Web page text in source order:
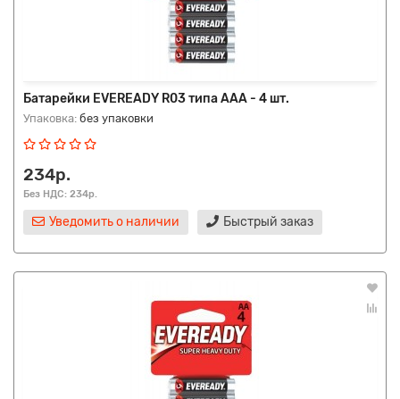
Батарейки EVEREADY R03 типа AAA - 4 шт.
Упаковка: без упаковки
234р.
Без НДС: 234р.
Уведомить о наличии Быстрый заказ